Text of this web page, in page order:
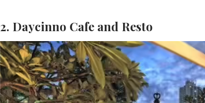
2. Daycinno Cafe and Resto